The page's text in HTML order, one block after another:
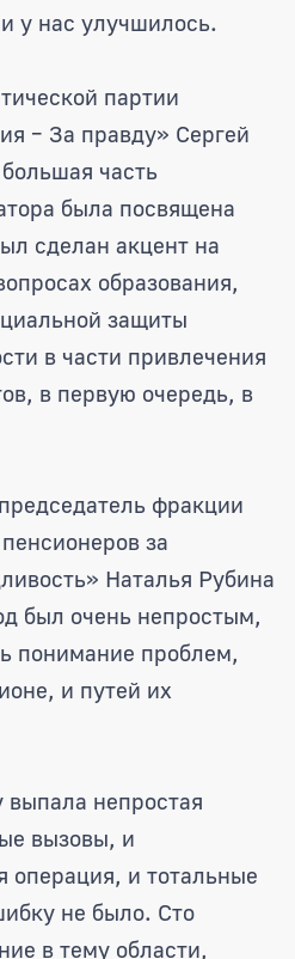
у нас улучшилось.
партии
– За правду» Сергей
часть
была посвящена
сделан акцент на
образования,
защиты
в части привлечения
в первую очередь, в
фракции
за
Наталья Рубина
был очень непростым,
понимание проблем,
и путей их
выпала непростая
вызовы, и
операция, и тотальные
не было. Сто
в тему области,